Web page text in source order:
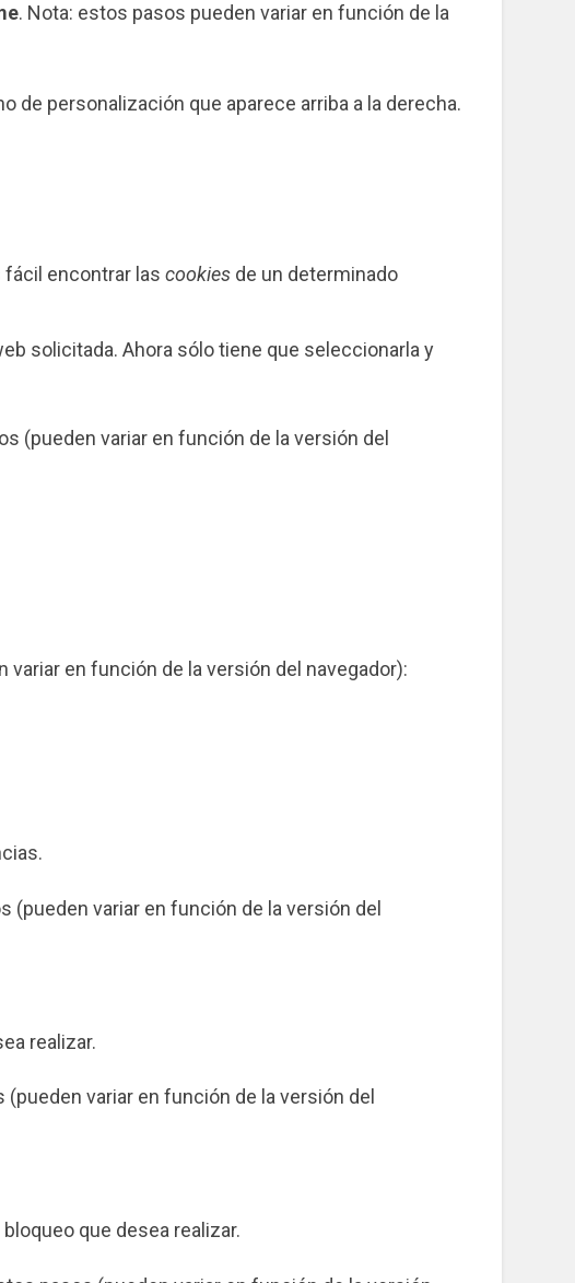
. Nota: estos pasos pueden variar en función de la
de personalización que aparece arriba a la derecha.
fácil encontrar lascookies de un determinado
solicitada. Ahora sólo tiene que seleccionarla y
(pueden variar en función de la versión del
variar en función de la versión del navegador):
(pueden variar en función de la versión del
realizar.
variar en función de la versión del
que desea realizar.